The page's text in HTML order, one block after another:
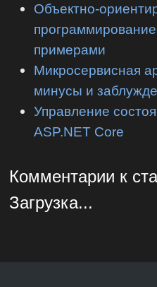
Объектно-
примерами
Микросервисная
минусы и
Управление
ASP.NET Core
Комментарии к
Загрузка...